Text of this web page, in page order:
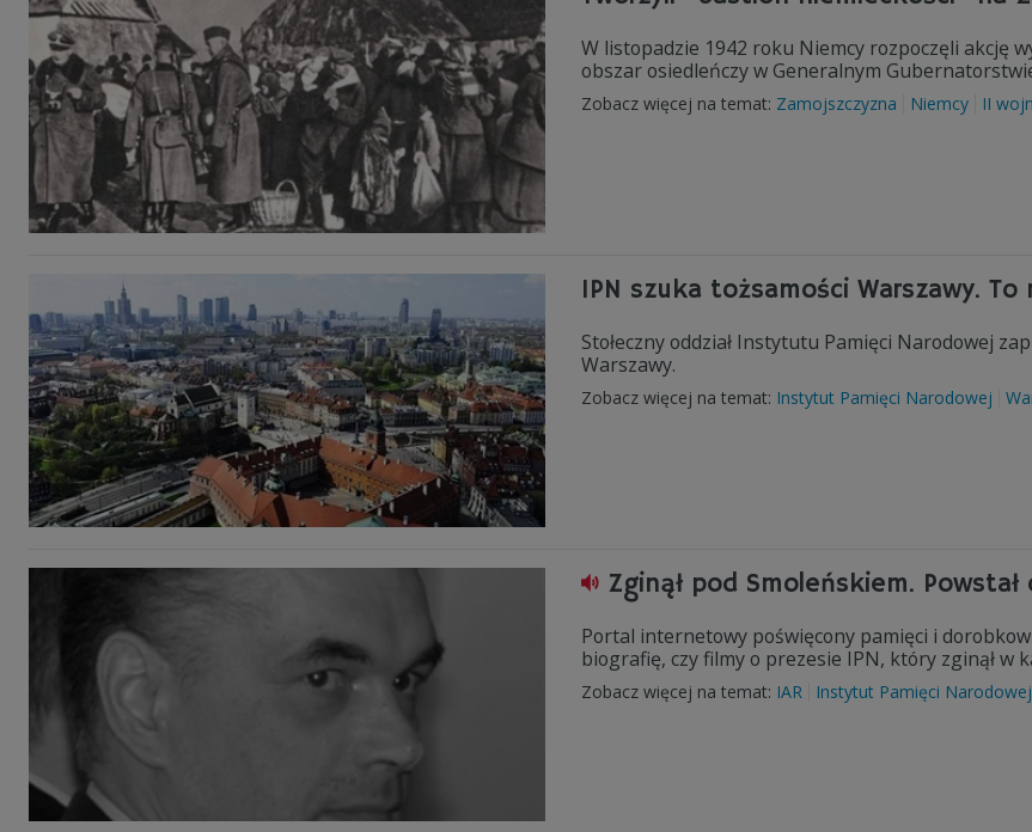
W listopadzie 1942 roku Niemcy rozpoczęli akcję
obszar osiedleńczy w Generalnym
Zobacz więcej na temat: Zamojszczyzna Niemcy II
IPN szuka tożsamości Warszawy.
Stołeczny oddział Instytutu Pamięci Narodowej
Warszawy.
Zobacz więcej na temat: Instytut Pamięci Narodowej
Zginął pod Smoleńskiem.
Portal internetowy poświęcony pamięci i
biografię, czy filmy o prezesie IPN, który zginął w
Zobacz więcej na temat: IAR Instytut Pamięci Narodowej